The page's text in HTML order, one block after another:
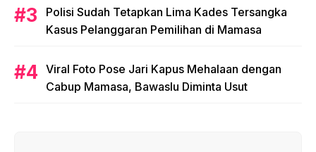
Polisi Sudah Tetapkan Lima Kades Tersangka
Kasus Pelanggaran Pemilihan di Mamasa
Viral Foto Pose Jari Kapus Mehalaan dengan
Cabup Mamasa, Bawaslu Diminta Usut